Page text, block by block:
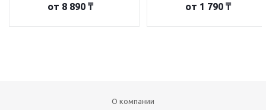
от 8 890 ₸ от 1 790 ₸
О компании